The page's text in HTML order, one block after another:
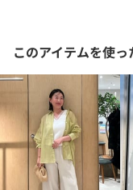
に登録すると
入荷情報や残り1点の
を受け取ることができ
このアイテムを使